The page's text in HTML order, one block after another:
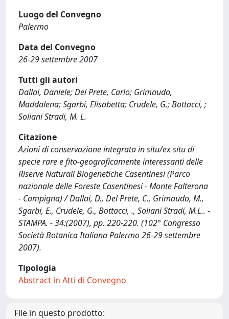
Luogo del Convegno
Palermo
Data del Convegno
26-29 settembre 2007
Tutti gli autori
Dallai, Daniele; Del Prete, Carlo; Grimaudo,
Maddalena; Sgarbi, Elisabetta; Crudele, G.; Bottacci, ;
Soliani Stradi, M. L.
Citazione
Azioni di conservazione integrata in situ/ex situ di
specie rare e fito-geograficamente interessanti delle
Riserve Naturali Biogenetiche Casentinesi (Parco
nazionale delle Foreste Casentinesi - Monte Falterona
- Campigna) / Dallai, D., Del Prete, C., Grimaudo, M.,
Sgarbi, E., Crudele, G., Bottacci, ., Soliani Stradi, M.L.. -
STAMPA. - 34:(2007), pp. 220-220. (102° Congresso
Società Botanica Italiana Palermo 26-29 settembre
2007).
Tipologia
Abstract in Atti di Convegno
File in questo prodotto: